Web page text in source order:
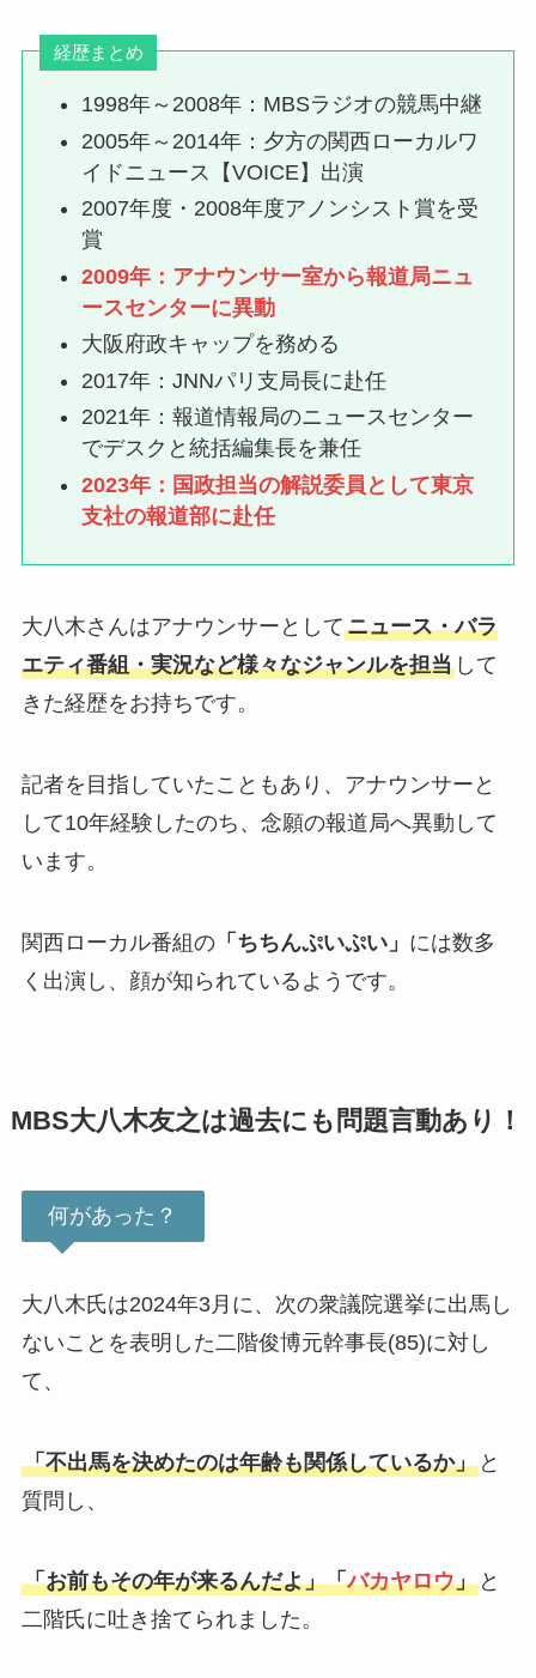
経歴まとめ
1998年～2008年：MBSラジオの競馬中継
2005年～2014年：夕方の関西ローカルワ
イドニュース【VOICE】出演
2007年度・2008年度アノンシスト賞を受
賞
2009年：アナウンサー室から報道局ニュ
ースセンターに異動
大阪府政キャップを務める
2017年：JNNパリ支局長に赴任
2021年：報道情報局のニュースセンター
でデスクと統括編集長を兼任
2023年：国政担当の解説委員として東京
支社の報道部に赴任
大八木さんはアナウンサーとしてニュース・バラ
エティ番組・実況など様々なジャンルを担当して
きた経歴をお持ちです。
記者を目指していたこともあり、アナウンサーと
して10年経験したのち、念願の報道局へ異動して
います。
関西ローカル番組の「ちちんぷいぷい」 には数多
く出演し、顔が知られているようです。
MBS大八木友之は過去にも問題言動あり！
何があった？
大八木氏は2024年3月に、次の衆議院選挙に出馬し
ないことを表明した二階俊博元幹事長(85)に対し
て、
「不出馬を決めたのは年齢も関係しているか」と
質問し、
「お前もその年が来るんだよ」「バカヤロウ」と
二階氏に吐き捨てられました。